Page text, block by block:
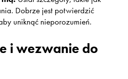
Dobrze jest potwierdzić
uniknąć nieporozumień.
i wezwanie do